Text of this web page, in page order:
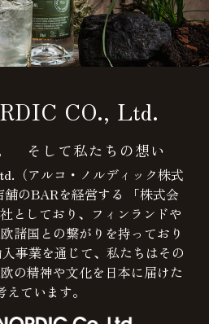
CO., Ltd.
そして私たちの想い
（アルコ・ノルディック株式
のBARを経営する 「株式会
としており、フィンランドや
諸国との繋がりを持っており
事業を通じて、私たちはその
の精神や文化を日本に届けた
えています。